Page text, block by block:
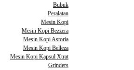
Bubuk
Peralatan
Mesin Kopi
Mesin Kopi Bezzera
Mesin Kopi Astoria
Mesin Kopi Belleza
Mesin Kopi Kapsul Xtrat
Grinders